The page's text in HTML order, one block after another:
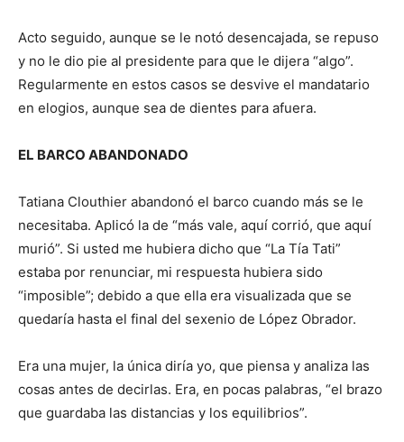
Acto seguido, aunque se le notó desencajada, se repuso
y no le dio pie al presidente para que le dijera “algo”.
Regularmente en estos casos se desvive el mandatario
en elogios, aunque sea de dientes para afuera.
EL BARCO ABANDONADO
Tatiana Clouthier abandonó el barco cuando más se le
necesitaba. Aplicó la de “más vale, aquí corrió, que aquí
murió”. Si usted me hubiera dicho que “La Tía Tati”
estaba por renunciar, mi respuesta hubiera sido
“imposible”; debido a que ella era visualizada que se
quedaría hasta el final del sexenio de López Obrador.
Era una mujer, la única diría yo, que piensa y analiza las
cosas antes de decirlas. Era, en pocas palabras, “el brazo
que guardaba las distancias y los equilibrios”.